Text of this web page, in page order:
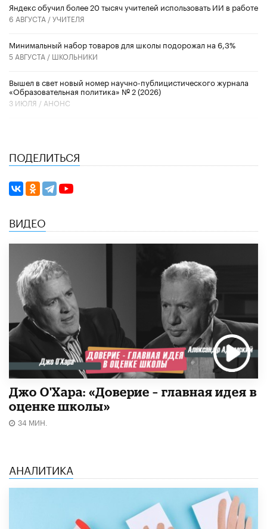
​Яндекс обучил более 20 тысяч учителей использовать ИИ в работе
6 АВГУСТА /УЧИТЕЛЯ
Минимальный набор товаров для школы подорожал на 6,3%
5 АВГУСТА / ШКОЛЬНИКИ
Вышел в свет новый номер научно-публицистического журнала
«Образовательная политика» № 2 (2026)
3 ИЮЛЯ / АНОНС
ПОДЕЛИТЬСЯ
ВИДЕО
Джо О'Хара: «Доверие – главная идея в
оценке школы»
34 МИН.
АНАЛИТИКА